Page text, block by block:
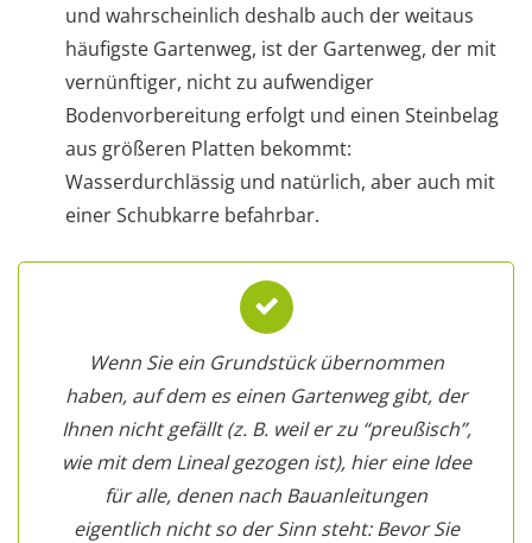
und wahrscheinlich deshalb auch der weitaus
häufigste Gartenweg, ist der Gartenweg, der mit
vernünftiger, nicht zu aufwendiger
Bodenvorbereitung erfolgt und einen Steinbelag
aus größeren Platten bekommt:
Wasserdurchlässig und natürlich, aber auch mit
einer Schubkarre befahrbar.
Wenn Sie ein Grundstück übernommen
haben, auf dem es einen Gartenweg gibt, der
Ihnen nicht gefällt (z. B. weil er zu “preußisch”,
wie mit dem Lineal gezogen ist), hier eine Idee
für alle, denen nach Bauanleitungen
eigentlich nicht so der Sinn steht: Bevor Sie